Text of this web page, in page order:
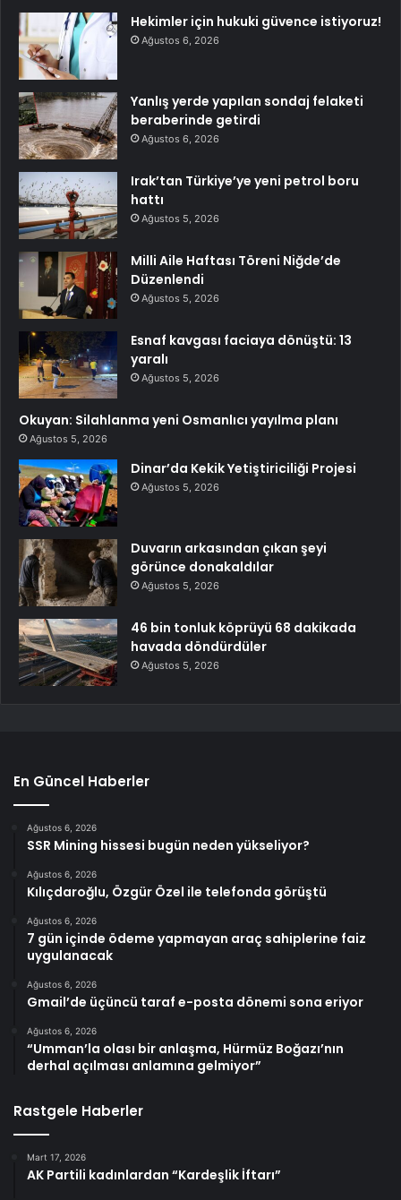
Hekimler için hukuki güvence istiyoruz!
Ağustos 6, 2026
Yanlış yerde yapılan sondaj felaketi
beraberinde getirdi
Ağustos 6, 2026
Irak’tan Türkiye’ye yeni petrol boru
hattı
Ağustos 5, 2026
Milli Aile Haftası Töreni Niğde’de
Düzenlendi
Ağustos 5, 2026
Esnaf kavgası faciaya dönüştü: 13
yaralı
Ağustos 5, 2026
Okuyan: Silahlanma yeni Osmanlıcı yayılma planı
Ağustos 5, 2026
Dinar’da Kekik Yetiştiriciliği Projesi
Ağustos 5, 2026
Duvarın arkasından çıkan şeyi
görünce donakaldılar
Ağustos 5, 2026
46 bin tonluk köprüyü 68 dakikada
havada döndürdüler
Ağustos 5, 2026
En Güncel Haberler
Ağustos 6, 2026
SSR Mining hissesi bugün neden yükseliyor?
Ağustos 6, 2026
Kılıçdaroğlu, Özgür Özel ile telefonda görüştü
Ağustos 6, 2026
7 gün içinde ödeme yapmayan araç sahiplerine faiz
uygulanacak
Ağustos 6, 2026
Gmail’de üçüncü taraf e-posta dönemi sona eriyor
Ağustos 6, 2026
“Umman’la olası bir anlaşma, Hürmüz Boğazı’nın
derhal açılması anlamına gelmiyor”
Rastgele Haberler
Mart 17, 2026
AK Partili kadınlardan “Kardeşlik İftarı”